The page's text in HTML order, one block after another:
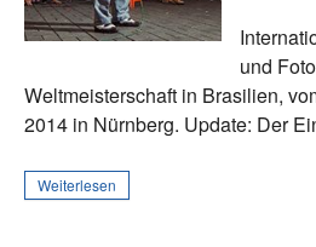
und
Weltmeisterschaft in Brasilien,
2014 in Nürnberg. Update: Der
Weiterlesen